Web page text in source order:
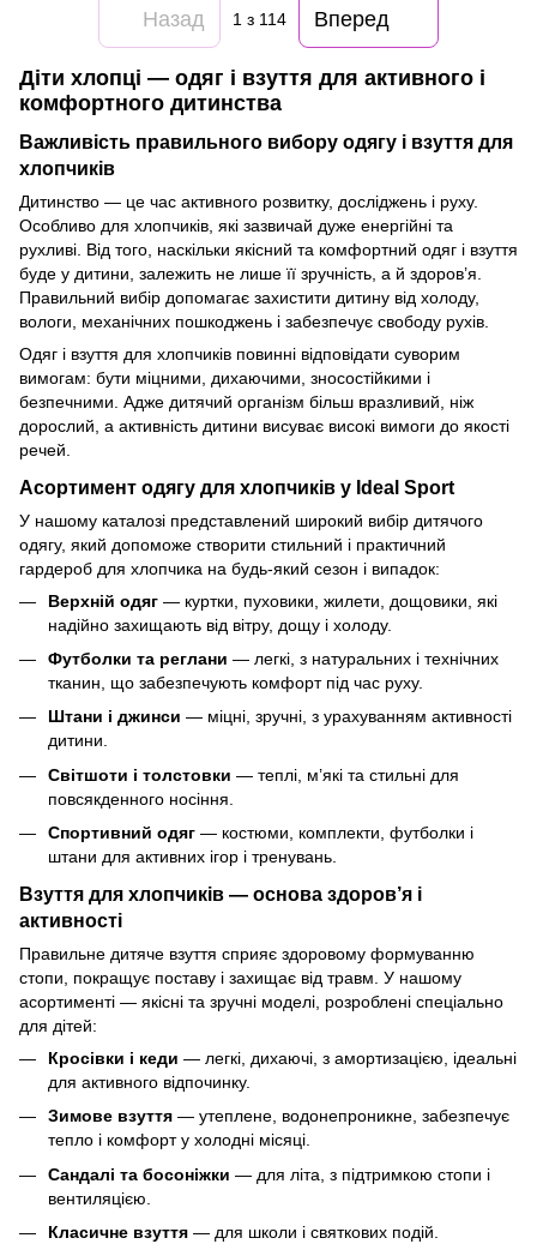
Назад 1 з 114 Вперед
Діти хлопці — одяг і взуття для активного і
комфортного дитинства
Важливість правильного вибору одягу і взуття для
хлопчиків
Дитинство — це час активного розвитку, досліджень і руху.
Особливо для хлопчиків, які зазвичай дуже енергійні та
рухливі. Від того, наскільки якісний та комфортний одяг і взуття
буде у дитини, залежить не лише її зручність, а й здоров’я.
Правильний вибір допомагає захистити дитину від холоду,
вологи, механічних пошкоджень і забезпечує свободу рухів.
Одяг і взуття для хлопчиків повинні відповідати суворим
вимогам: бути міцними, дихаючими, зносостійкими і
безпечними. Адже дитячий організм більш вразливий, ніж
дорослий, а активність дитини висуває високі вимоги до якості
речей.
Асортимент одягу для хлопчиків у Ideal Sport
У нашому каталозі представлений широкий вибір дитячого
одягу, який допоможе створити стильний і практичний
гардероб для хлопчика на будь-який сезон і випадок:
Верхній одяг — куртки, пуховики, жилети, дощовики, які
надійно захищають від вітру, дощу і холоду.
Футболки та реглани — легкі, з натуральних і технічних
тканин, що забезпечують комфорт під час руху.
Штани і джинси — міцні, зручні, з урахуванням активності
дитини.
Світшоти і толстовки — теплі, м’які та стильні для
повсякденного носіння.
Спортивний одяг — костюми, комплекти, футболки і
штани для активних ігор і тренувань.
Взуття для хлопчиків — основа здоров’я і
активності
Правильне дитяче взуття сприяє здоровому формуванню
стопи, покращує поставу і захищає від травм. У нашому
асортименті — якісні та зручні моделі, розроблені спеціально
для дітей:
Кросівки і кеди — легкі, дихаючі, з амортизацією, ідеальні
для активного відпочинку.
Зимове взуття — утеплене, водонепроникне, забезпечує
тепло і комфорт у холодні місяці.
Сандалі та босоніжки — для літа, з підтримкою стопи і
вентиляцією.
Класичне взуття — для школи і святкових подій.